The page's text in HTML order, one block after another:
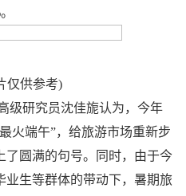
仅供参考)
级研究员沈佳旎认为，今年
火端午”，给旅游市场重新步
了圆满的句号。同时，由于今
业生等群体的带动下，暑期旅